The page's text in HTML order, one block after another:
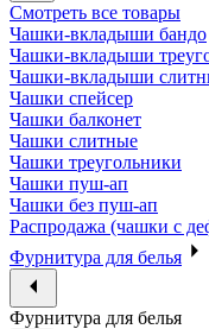
Смотреть все товары
Чашки-вкладыши бандо
Чашки-вкладыши
Чашки-вкладыши
Чашки спейсер
Чашки балконет
Чашки слитные
Чашки треугольники
Чашки пуш-ап
Чашки без пуш-ап
Распродажа (чашки с
Фурнитура для белья
Фурнитура для белья